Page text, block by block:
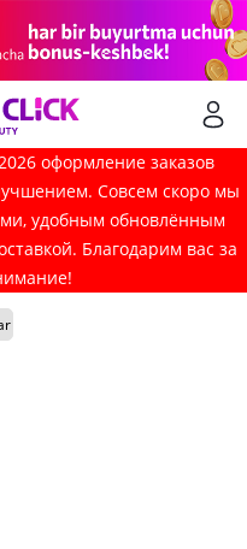
оформление заказов
Совсем скоро мы
удобным обновлённым
Благодарим вас за